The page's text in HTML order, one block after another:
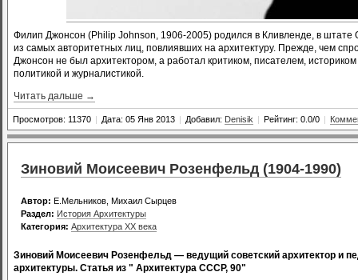
Филип Джонсон (Philip Johnson, 1906-2005) родился в Кливленде, в штате
из самых авторитетных лиц, повлиявших на архитектуру. Прежде, чем
Джонсон не был архитектором, а работал критиком, писателем,
политикой и журналистикой.
Читать дальше →
Просмотров: 11370 | Дата: 05 Янв 2013 | Добавил: Denisik | Рейтинг: 0.0/0 |
Зиновий Моисеевич Розенфельд (1904-1990)
Автор: Е.Мельников, Михаил Сырцев
Раздел: История Архитектуры
Категория: Архитектура XX века
Зиновий Моисеевич Розенфельд — ведущий советский архитектор и
архитектуры. Статья из " Архитектура СССР, 90"